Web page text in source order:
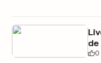
de
0